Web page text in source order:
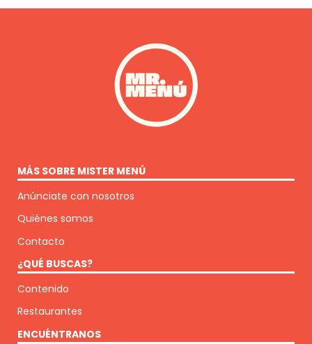
MÁS SOBRE MISTER MENÚ
Anúnciate con nosotros
Quiénes somos
Contacto
¿QUÉ BUSCAS?
Contenido
Restaurantes
ENCUÉNTRANOS